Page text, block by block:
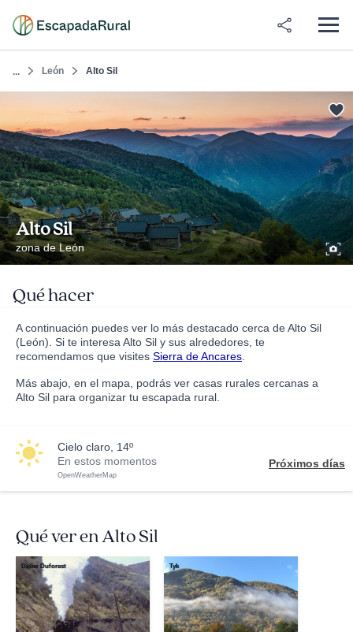
... León Alto Sil
Alto Sil
zona de León
Qué hacer
A continuación puedes ver lo más destacado cerca de Alto Sil
(León). Si te interesa Alto Sil y sus alrededores, te
recomendamos que visites Sierra de Ancares
Más abajo, en el mapa, podrás ver casas rurales cercanas a
Alto Sil para organizar tu escapada rural.
cielo claro, 14º
En estos momentos
OpenWeatherMap
Próximos días
Qué ver en Alto Sil
Didier Duforest Tyk